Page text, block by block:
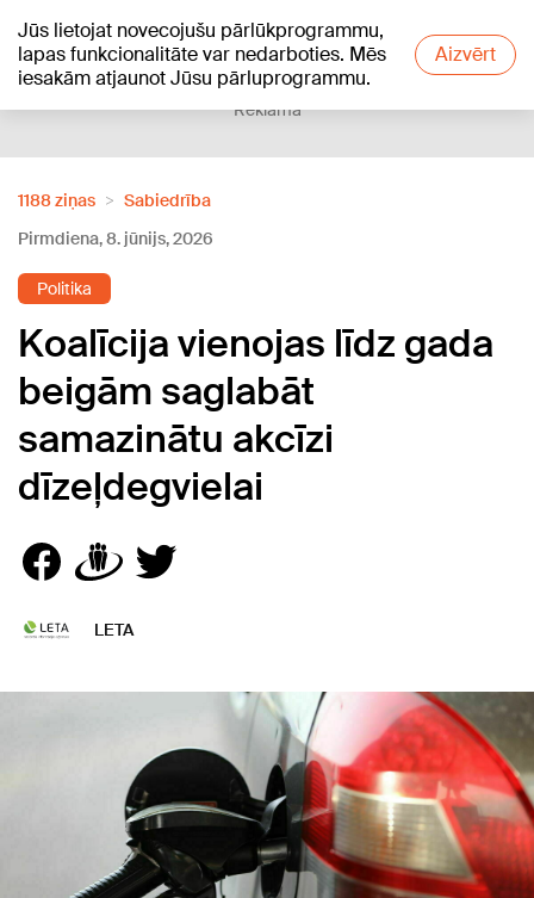
Jūs lietojat novecojušu pārlūkprogrammu,
lapas funkcionalitāte var nedarboties. Mēs
iesakām atjaunot Jūsu pārluprogrammu.
Aizvērt
+15°C
Reklāma
1188 ziņas
Sabiedrība
Pirmdiena, 8. jūnijs, 2026
Politika
Koalīcija vienojas līdz gada
beigām saglabāt
samazinātu akcīzi
dīzeļdegvielai
LETA